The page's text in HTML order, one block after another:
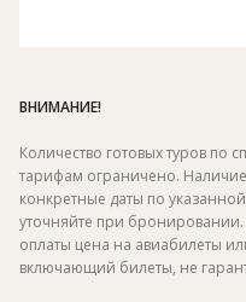
ВНИМАНИЕ!
Количество готовых туров по
тарифам ограничено.
конкретные даты по
уточняйте при
оплаты цена на авиабилеты
включающий билеты, не